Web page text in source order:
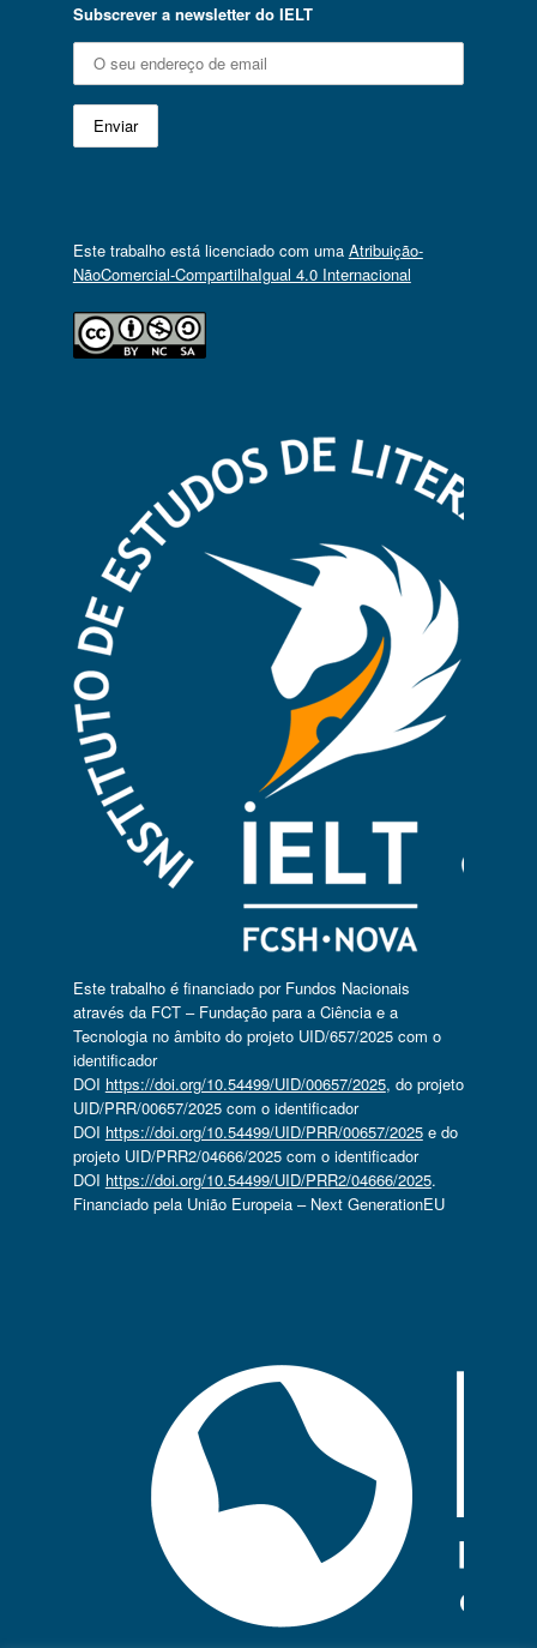
Subscrever a newsletter do IELT
Este trabalho está licenciado com uma Atribuição-
NãoComercial-CompartilhaIgual 4.0 Internacional
Este trabalho é financiado por Fundos Nacionais
através da FCT – Fundação para a Ciência e a
Tecnologia no âmbito do projeto UID/657/2025 com o
identificador
DOI https://doi.org/10.54499/UID/00657/2025, do projeto
UID/PRR/00657/2025 com o identificador
DOI https://doi.org/10.54499/UID/PRR/00657/2025e do
projeto UID/PRR2/04666/2025 com o identificador
DOI https://doi.org/10.54499/UID/PRR2/04666/2025.
Financiado pela União Europeia – Next GenerationEU